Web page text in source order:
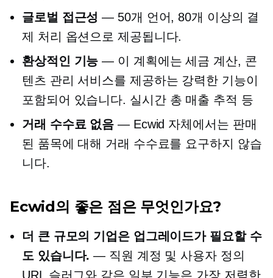
글로벌 접근성 — 50개 언어, 80개 이상의 결
제 처리 옵션으로 제공됩니다.
환상적인 기능 — 이 계획에는 세금 계산, 콘
텐츠 관리 서비스를 제공하는 강력한 기능이
포함되어 있습니다. 실시간총 매출 추적 등
거래 수수료 없음 — Ecwid 자체에서는 판매
된 품목에 대해 거래 수수료를 요구하지 않습
니다.
Ecwid의 좋은 점은 무엇인가요?
더 큰 규모의 기업은 업그레이드가 필요할 수
도 있습니다. — 직원 계정 및 사용자 정의
URL 슬러그와 같은 일부 기능은 가장 저렴한